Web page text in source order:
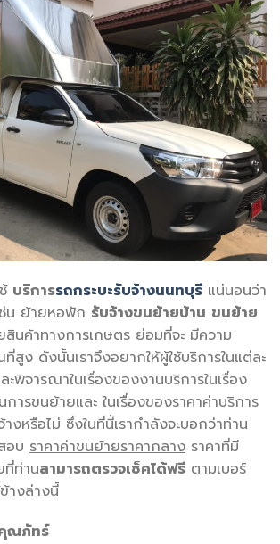
บริการรถกระบะรับจ้างนนทบุรี แน่นอนว่า
น ย้ายหอพัก รับจ้างขนย้ายบ้าน ขนย้าย
สินค้าทางการเกษตร ย่อมที่จะ มีความ
สูง ดังนั้นเราจึงอยากให้ผู้ใช้บริการในแต่ละ
ะพิจารณาในเรื่องของงานบริการในเรื่อง
ารขนย้ายและ ในเรื่องของราคาค่าบริการ
งหรือไม่ ซึ่งในที่นี้เรากำลังจะบอกว่าท่าน
อบ ราคาค่าขนย้ายราคากลาง ราคาที่มี
ที่ท่านสามารถตรวจเช็คได้ฟรี ตามเบอร์
างล่างนี้
ณภัทร์